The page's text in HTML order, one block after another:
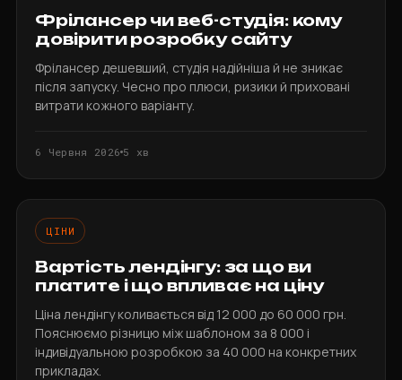
Фрілансер чи веб-студія: кому
довірити розробку сайту
Фрілансер дешевший, студія надійніша й не зникає
після запуску. Чесно про плюси, ризики й приховані
витрати кожного варіанту.
6 Червня 2026 5 хв
ЦІНИ
Вартість лендінгу: за що ви
платите і що впливає на ціну
Ціна лендінгу коливається від 12 000 до 60 000 грн.
Пояснюємо різницю між шаблоном за 8 000 і
індивідуальною розробкою за 40 000 на конкретних
прикладах.